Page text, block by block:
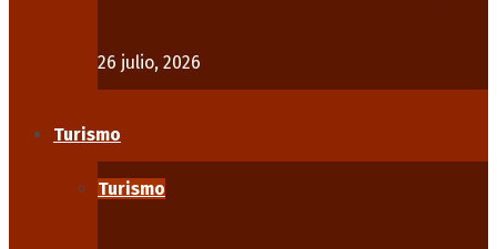
26 julio, 2026
Turismo
Turismo